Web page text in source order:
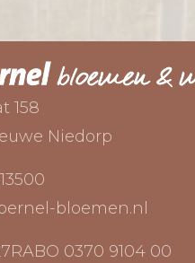
158
Niedorp
bloemen.nl
0370 9104 00